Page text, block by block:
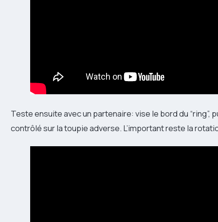
Teste ensuite avec un partenaire: vise le bord du “ring”,
contrôlé sur la toupie adverse. L’important reste la